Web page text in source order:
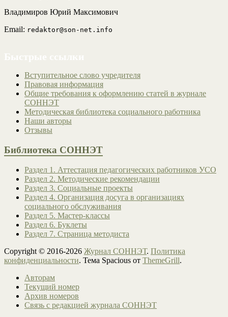
Владимиров Юрий Максимович
Email: redaktor@son-net.info
Вступительное слово учредителя
Правовая информация
Общие требования к оформлению статей в журнале
СОННЭТ
Методическая библиотека социального работника
Наши авторы
Отзывы
Библиотека СОННЭТ
Раздел 1. Аттестация педагогических работников УСО
Раздел 2. Методические рекомендации
Раздел 3. Социальные проекты
Раздел 4. Организация досуга в организациях
социального обслуживания
Раздел 5. Мастер-классы
Раздел 6. Буклеты
Раздел 7. Страница методиста
Copyright © 2016-2026 Журнал СОННЭТ. Политика
конфиденциальности. Тема Spacious от ThemeGrill.
Авторам
Текущий номер
Архив номеров
Связь с редакцией журнала СОННЭТ